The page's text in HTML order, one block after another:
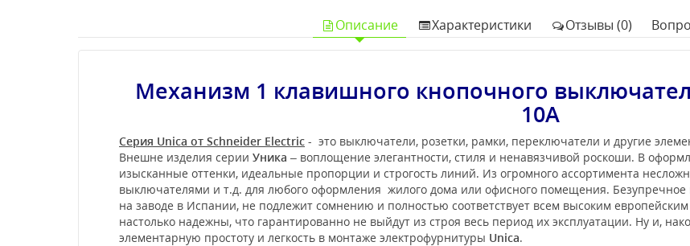
Описание Характеристики Отзывы (0)
Механизм 1 клавишного кнопочного
10А
Серия Unica от Schneider Electric - это выключатели, розетки, рамки, переключатели и другие
Внешне изделия серии Уника – воплощение элегантности, стиля и ненавязчивой роскоши. В
изысканные оттенки, идеальные пропорции и строгость линий. Из огромного ассортимента
выключателями и т.д. для любого оформления жилого дома или офисного помещения. Безупречное
на заводе в Испании, не подлежит сомнению и полностью соответствует всем высоким
настолько надежны, что гарантированно не выйдут из строя весь период их эксплуатации. Ну и,
элементарную простоту и легкость в монтаже электрофурнитуры Unica.